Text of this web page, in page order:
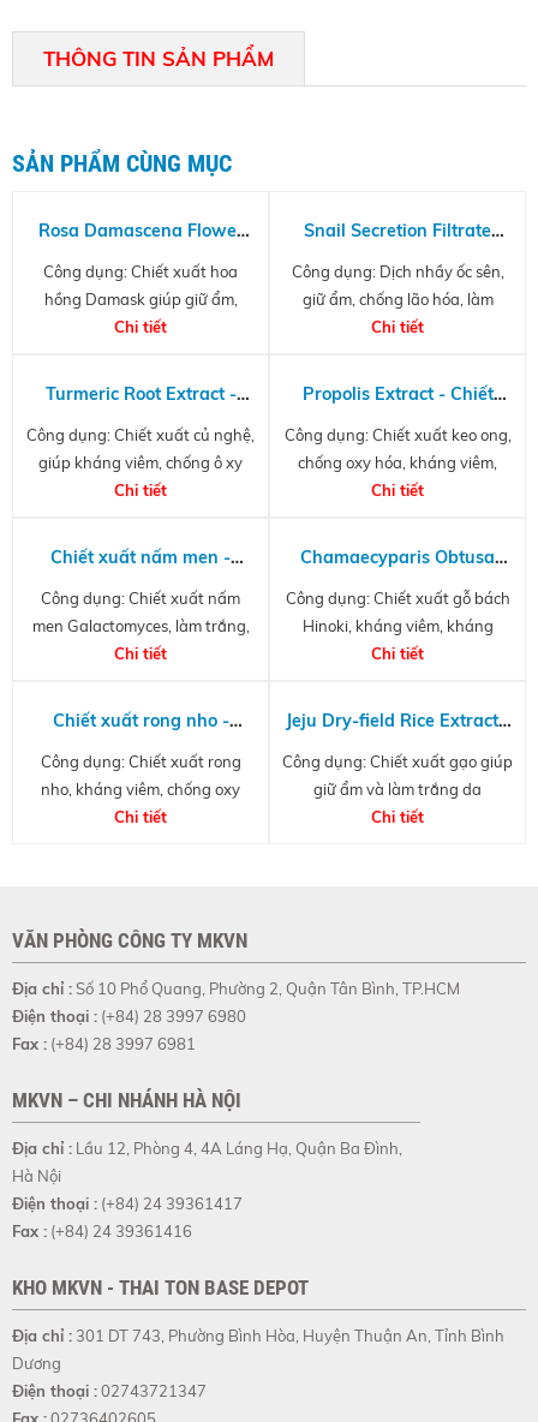
THÔNG TIN SẢN PHẨM
SẢN PHẨM CÙNG MỤC
Rosa Damascena Flower
Water - Chiết xuất hoa
hồng Damask
Công dụng: Chiết xuất hoa
hồng Damask giúp giữ ẩm,
kháng viêm, kháng khuẩn, làm
Chi tiết
Snail Secretion Filtrate
Extract A(B)
Công dụng: Dịch nhầy ốc sên,
giữ ẩm, chống lão hóa, làm
trắng da
Chi tiết
Turmeric Root Extract -
Chiết xuất củ nghệ
Công dụng: Chiết xuất củ nghệ,
giúp kháng viêm, chống ô xy
hóa, làm sáng da
Chi tiết
Propolis Extract - Chiết
xuất keo ong
Công dụng: Chiết xuất keo ong,
chống oxy hóa, kháng viêm,
giảm sâu răng, hôi miệng, viêm
Chi tiết
Chiết xuất nấm men -
Galactomyces Ferment
Filtrate
Công dụng: Chiết xuất nấm
men Galactomyces, làm trắng,
dưỡng ẩm, làm lành vết thương
Chi tiết
Chamaecyparis Obtusa
Water HCP
Công dụng: Chiết xuất gỗ bách
Hinoki, kháng viêm, kháng
khuẩn, kháng nấm, diệt côn
Chi tiết
Chiết xuất rong nho -
Caulerpa Lentillifera
Extract
Công dụng: Chiết xuất rong
nho, kháng viêm, chống oxy
hóa, làm lành vết thương
Chi tiết
Jeju Dry-field Rice Extract -
Chiết xuất gạo Jeju
Công dụng: Chiết xuất gạo giúp
giữ ẩm và làm trắng da
Chi tiết
VĂN PHÒNG CÔNG TY MKVN
Địa chỉ :Số 10 Phổ Quang, Phường 2, Quận Tân Bình, TP.HCM
Điện thoại : (+84) 28 3997 6980
Fax : (+84) 28 3997 6981
MKVN – CHI NHÁNH HÀ NỘI
Địa chỉ : Lầu 12, Phòng 4, 4A Láng Hạ, Quận Ba Đình,
Hà Nội
Điện thoại : (+84) 24 39361417
Fax : (+84) 24 39361416
KHO MKVN - THAI TON BASE DEPOT
Địa chỉ : 301 DT 743, Phường Bình Hòa, Huyện Thuận An, Tỉnh Bình
Dương
Điện thoại :02743721347